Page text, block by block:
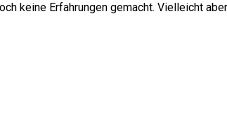
keine Erfahrungen gemacht. Vielleicht